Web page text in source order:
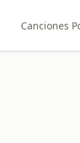
Canciones